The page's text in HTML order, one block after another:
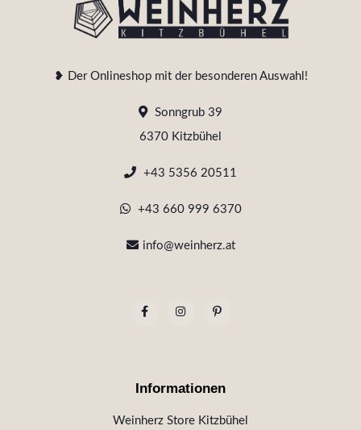
❥ Der Onlineshop mit der besonderen Auswahl!
Sonngrub 39
6370 Kitzbühel
+43 5356 20511
+43 660 999 6370
info@weinherz.at
Informationen
Weinherz Store Kitzbühel